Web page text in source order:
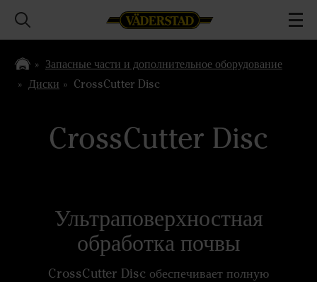
Запасные части и дополнительное оборудование
Диски
CrossCutter Disc
CrossCutter Disc
Ультраповерхностная
обработка почвы
CrossCutter Disc обеспечивает полную